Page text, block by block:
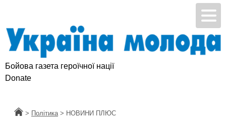
Бойова газета героїчної нації
Donate
Головна
> Політика > НОВИНИ ПЛЮС